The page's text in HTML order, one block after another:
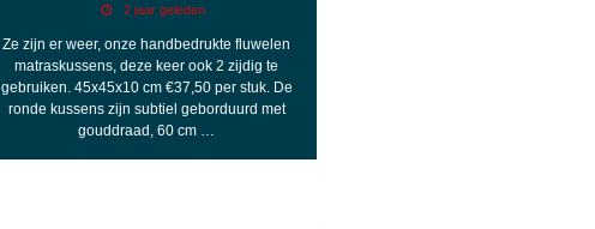
2 jaar geleden
Ze zijn er weer, onze handbedrukte fluwelen
matraskussens, deze keer ook 2 zijdig te
gebruiken. 45x45x10 cm €37,50 per stuk. De
ronde kussens zijn subtiel geborduurd met
gouddraad, 60 cm …